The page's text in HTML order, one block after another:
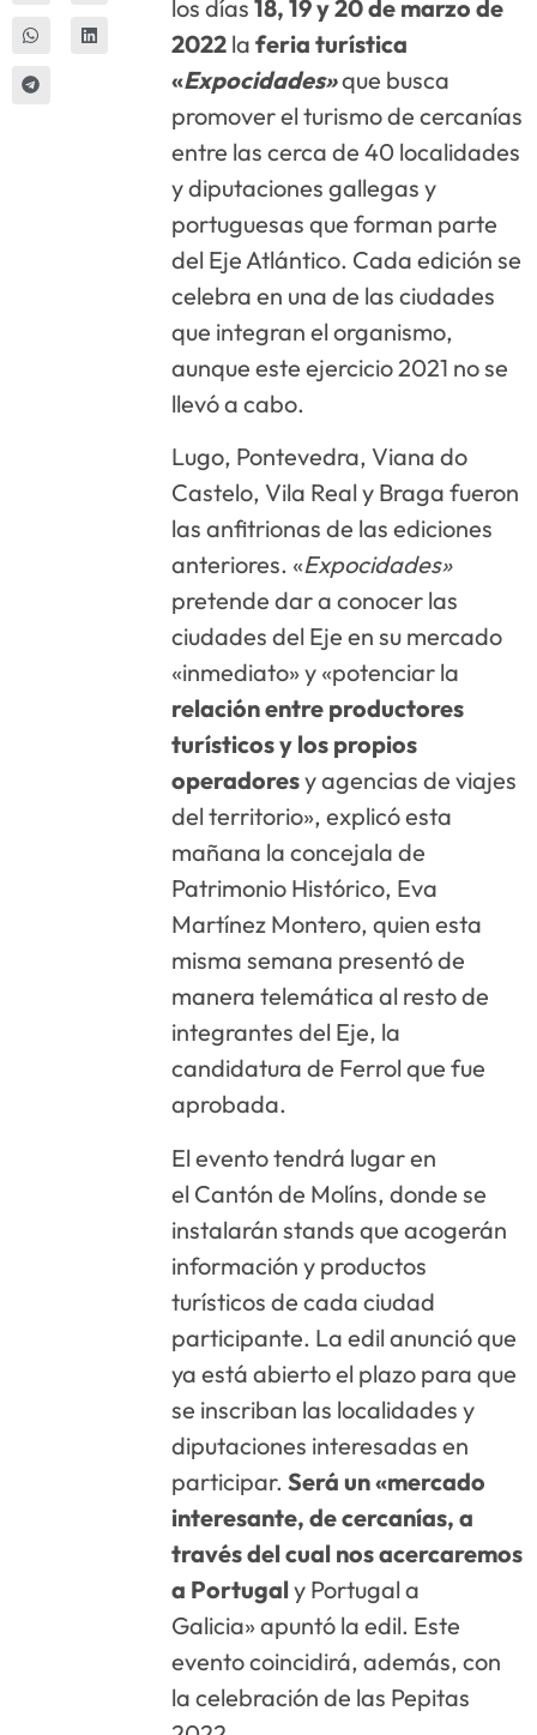
los días18, 19 y 20 de marzo de
2022 laferia turística
«Expocidades»que busca
promover el turismo de cercanías
entre las cerca de 40 localidades
y diputaciones gallegas y
portuguesas que forman parte
del Eje Atlántico. Cada edición se
celebra en una de las ciudades
que integran el organismo,
aunque este ejercicio 2021 no se
llevó a cabo.
Lugo, Pontevedra, Viana do
Castelo, Vila Real y Braga fueron
las anfitrionas de las ediciones
anteriores. «Expocidades»
pretende dar a conocer las
ciudades del Eje en su mercado
«inmediato» y «potenciar la
relación entre productores
turísticos y los propios
operadoresy agencias de viajes
del territorio», explicó esta
mañana la concejala de
Patrimonio Histórico, Eva
Martínez Montero, quien esta
misma semana presentó de
manera telemática al resto de
integrantes del Eje, la
candidatura de Ferrol que fue
aprobada.
El evento tendrá lugar en
el Cantón de Molíns, donde se
instalarán stands que acogerán
información y productos
turísticos de cada ciudad
participante. La edil anunció que
ya está abierto el plazo para que
se inscriban las localidades y
diputaciones interesadas en
participar.Será un «mercado
interesante, de cercanías, a
través del cual nos acercaremos
a Portugaly Portugal a
Galicia» apuntó la edil. Este
evento coincidirá, además, con
la celebración de las Pepitas